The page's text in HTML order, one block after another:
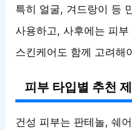
특히 얼굴, 겨드랑이 등
사용하고, 사후에는 피
스킨케어도 함께 고려해
피부 타입별 추천
건성 피부는 판테놀, 쉐